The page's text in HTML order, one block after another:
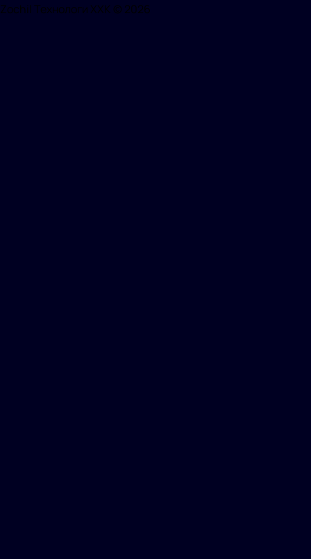
Zochil Технологи ХХК © 2026